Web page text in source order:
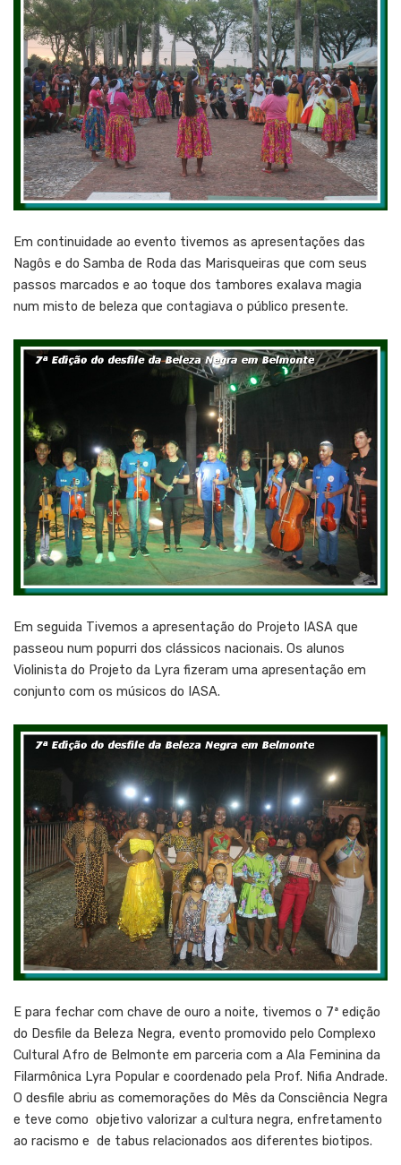
Em continuidade ao evento tivemos as apresentações das
Nagôs e do Samba de Roda das Marisqueiras que com seus
passos marcados e ao toque dos tambores exalava magia
num misto de beleza que contagiava o público presente.
Em seguida Tivemos a apresentação do Projeto IASA que
passeou num popurri dos clássicos nacionais. Os alunos
Violinista do Projeto da Lyra fizeram uma apresentação em
conjunto com os músicos do IASA.
E para fechar com chave de ouro a noite, tivemos o 7ª edição
do Desfile da Beleza Negra, evento promovido pelo Complexo
Cultural Afro de Belmonte em parceria com a Ala Feminina da
Filarmônica Lyra Popular e coordenado pela Prof. Nifia Andrade.
O desfile abriu as comemorações do Mês da Consciência Negra
e teve como objetivo valorizar a cultura negra, enfretamento
ao racismo e de tabus relacionados aos diferentes biotipos.